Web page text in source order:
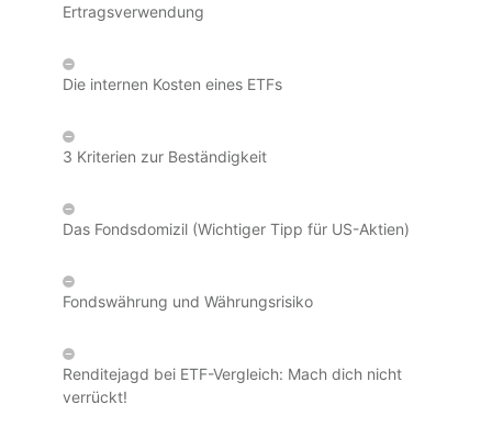
Ertragsverwendung
Die internen Kosten eines ETFs
3 Kriterien zur Beständigkeit
Das Fondsdomizil (Wichtiger Tipp für US-Aktien)
Fondswährung und Währungsrisiko
Renditejagd bei ETF-Vergleich: Mach dich nicht
verrückt!